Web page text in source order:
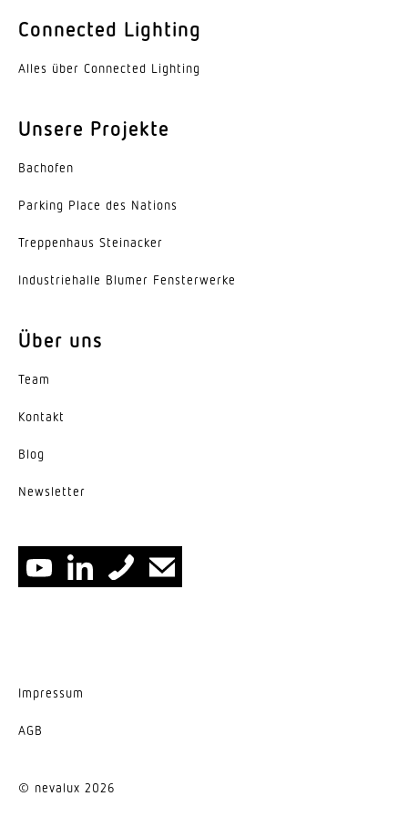
Farbe
Aluminium
110°
Energieeffizienzklasse
C
Herstellergarantie
Variante
Connected Lighting
Alles über Connected Lighting
Unsere Projekte
Bachofen
Parking Place des Nations
Trep­penhaus Steinacker
Indus­trie­halle Blumer Fensterwerke
Über uns
Team
Kontakt
Blog
News­letter
Impressum
AGB
© nevalux 2026